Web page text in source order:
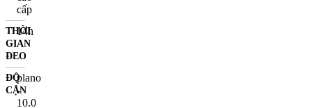
cấp
THỜI
GIAN
ĐEO
14h
ĐỘ
CẬN
plano
-
10.0